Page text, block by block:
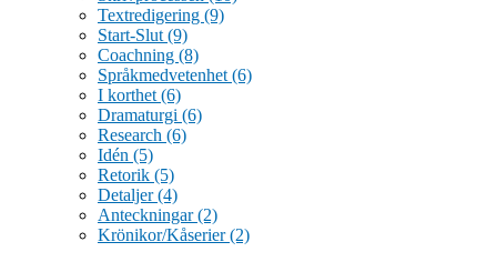
Textredigering (9)
Start-Slut (9)
Coachning (8)
Språkmedvetenhet (6)
I korthet (6)
Dramaturgi (6)
Research (6)
Idén (5)
Retorik (5)
Detaljer(4)
Anteckningar(2)
Krönikor/Kåserier(2)